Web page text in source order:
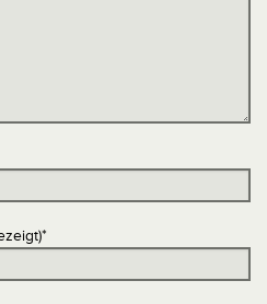
*